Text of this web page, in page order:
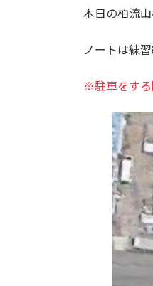
本日の柏流
ノートは練
※駐車をする